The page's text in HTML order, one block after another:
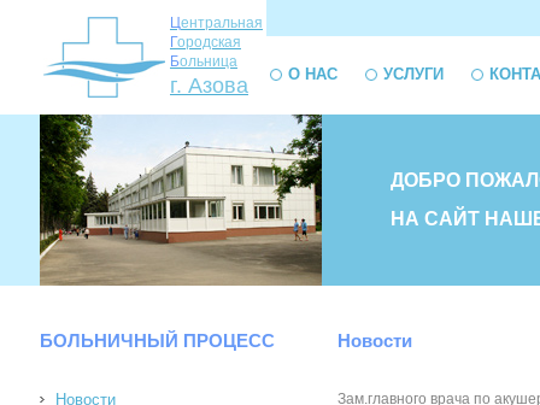
Центральная
Городская
Больница
г. Азова О НАС УСЛУГИ
ДОБРО
НА САЙТ
БОЛЬНИЧНЫЙ ПРОЦЕСС
Новости
Новости
Зам.главного врача по